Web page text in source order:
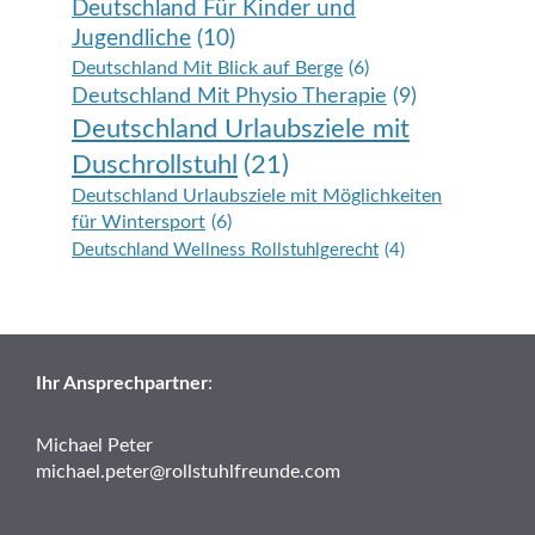
Deutschland Für Kinder und
Jugendliche (10)
Deutschland Mit Blick auf Berge (6)
Deutschland Mit Physio Therapie (9)
Deutschland Urlaubsziele mit
Duschrollstuhl (21)
Deutschland Urlaubsziele mit Möglichkeiten
für Wintersport (6)
Deutschland Wellness Rollstuhlgerecht (4)
Ihr Ansprechpartner:
Michael Peter
michael.peter@rollstuhlfreunde.com